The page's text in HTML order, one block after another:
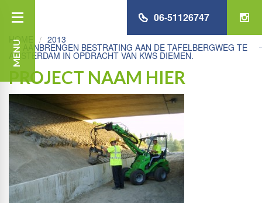
MENU
06-51126747
HOME 2013
AANBRENGEN BESTRATING AAN DE TAFELBERGWEG TE
AMSTERDAM IN OPDRACHT VAN KWS DIEMEN.
PROJECT NAAM HIER